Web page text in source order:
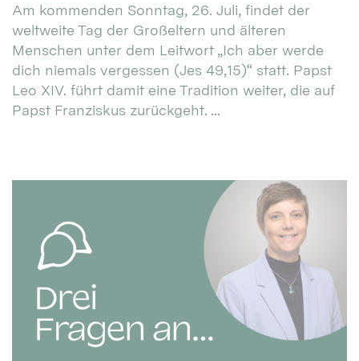
Am kommenden Sonntag, 26. Juli, findet der
weltweite Tag der Großeltern und älteren
Menschen unter dem Leitwort „Ich aber werde
dich niemals vergessen (Jes 49,15)“ statt. Papst
Leo XIV. führt damit eine Tradition weiter, die auf
Papst Franziskus zurückgeht. ...